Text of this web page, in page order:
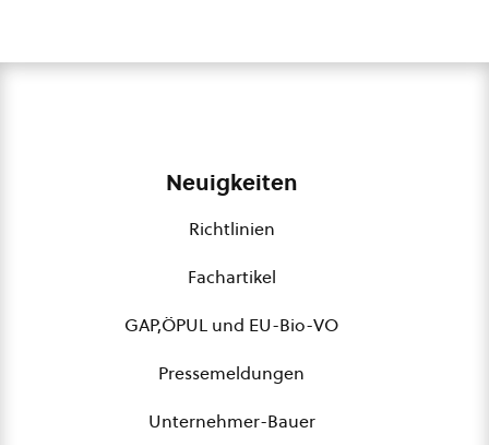
Neuigkeiten
Richtlinien
Fachartikel
GAP,ÖPUL und EU-Bio-VO
Pressemeldungen
Unternehmer-Bauer